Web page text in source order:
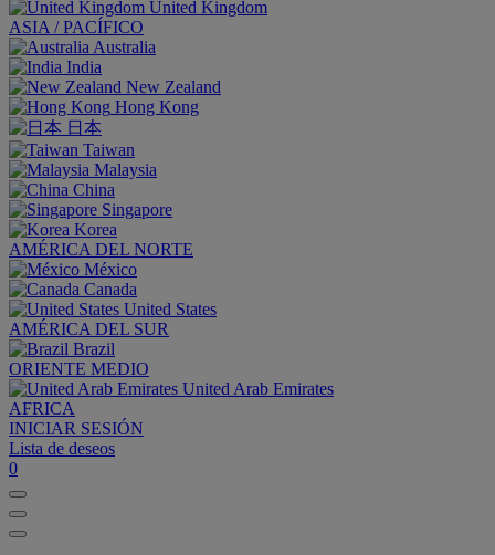
United Kingdom
ASIA / PACÍFICO
Australia
India
New Zealand
Hong Kong
日本
Taiwan
Malaysia
China
Singapore
Korea
AMÉRICA DEL NORTE
México
Canada
United States
AMÉRICA DEL SUR
Brazil
ORIENTE MEDIO
United Arab Emirates
AFRICA
INICIAR SESIÓN
Lista de deseos
0